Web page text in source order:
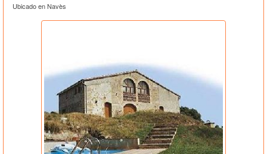
Ubicado en Navès